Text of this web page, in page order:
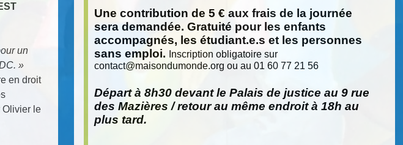
Une contribution de 5 € aux frais de la journée
sera demandée. Gratuité pour les enfants
accompagnés, les étudiant.e.s et les personnes
sans emploi.
Inscription obligatoire sur
contact@maisondumonde.org ou au 01 60 77 21 56
Départ à 8h30 devant le Palais de justice au 9 rue
des Mazières / retour au même endroit à 18h au
plus tard.
un
»
en droit
Olivier le